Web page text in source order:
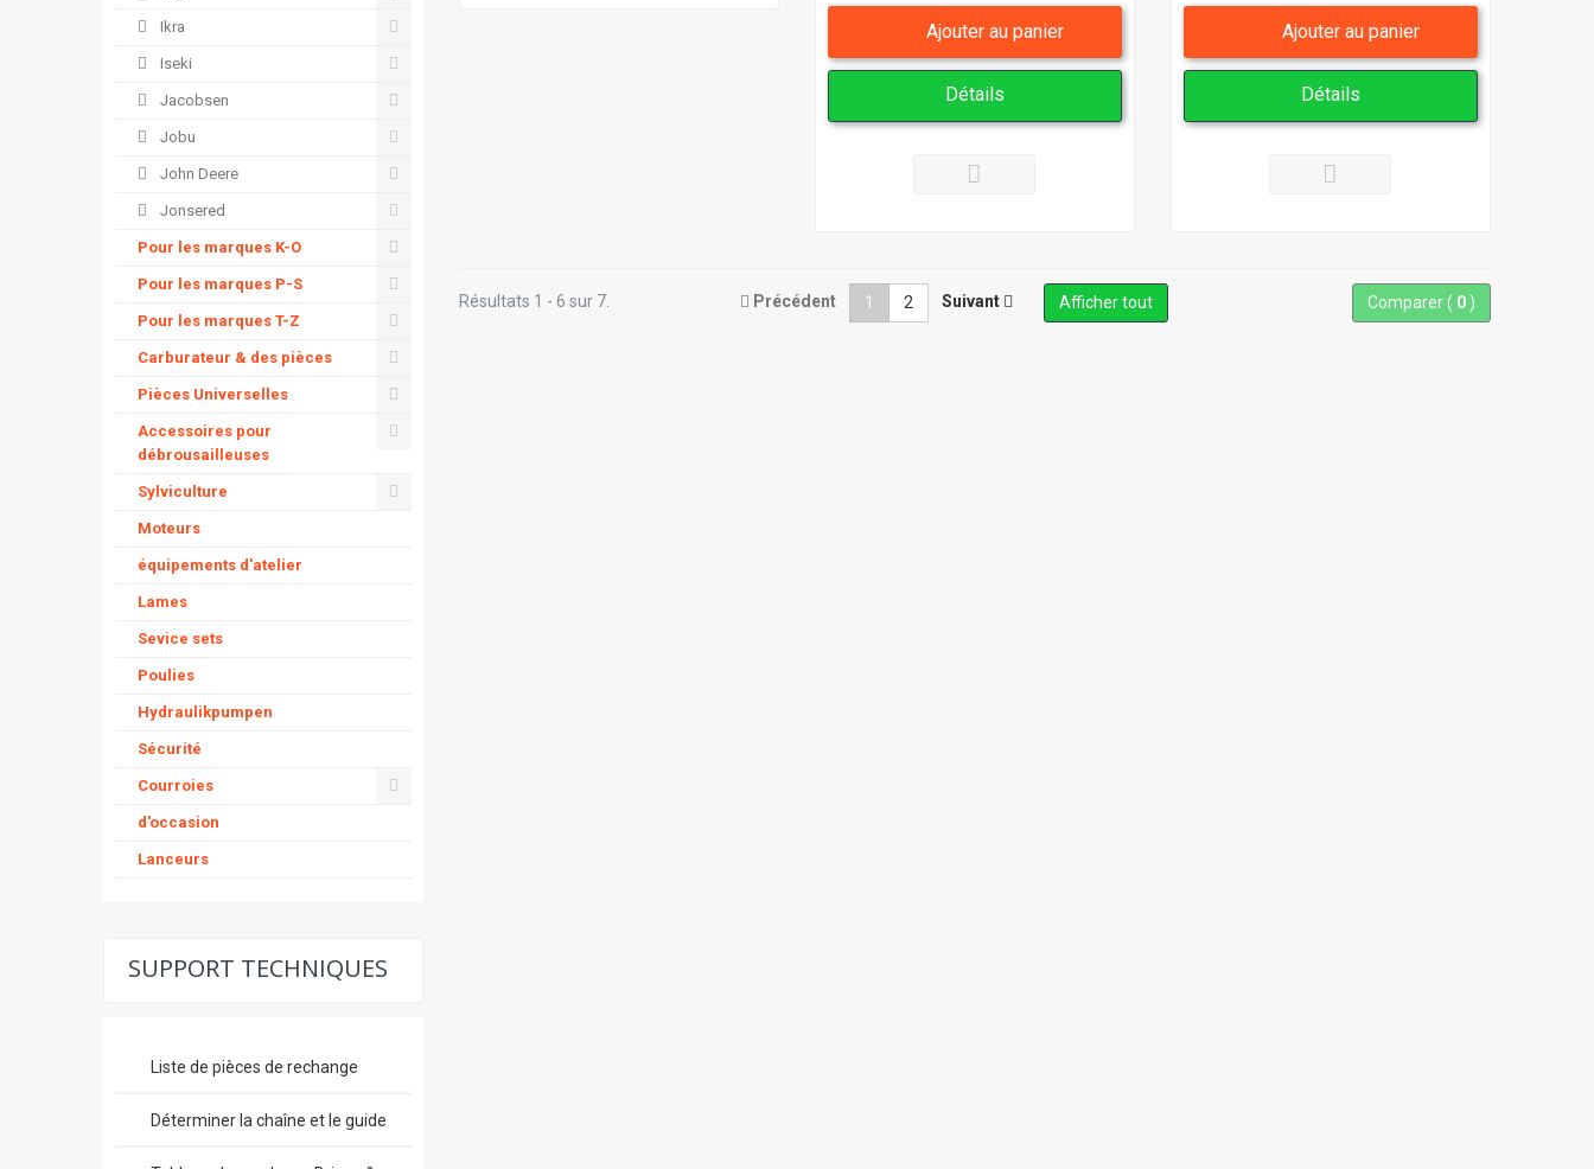
Ajouter au panier
Détails
Ajouter au panier
Détails
Comparer ( 0 )
Afficher tout
Précédent 1 2 Suivant
Résultats 1 - 6 sur 7.
Ikra
Iseki
Jacobsen
Jobu
John Deere
Jonsered
Pour les marques K-O
Pour les marques P-S
Pour les marques T-Z
Carburateur & des pièces
Pièces Universelles
Accessoires pour
débrousailleuses
Sylviculture
Moteurs
équipements d'atelier
Lames
Sevice sets
Poulies
Hydraulikpumpen
Sécurité
Courroies
d'occasion
Lanceurs
SUPPORT TECHNIQUES
Liste de pièces de rechange
Déterminer la chaîne et le guide